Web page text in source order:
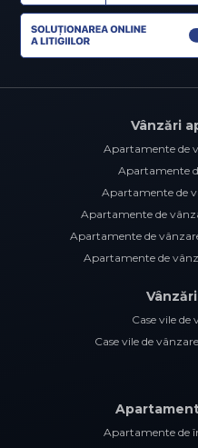
Vânzări
Apartamente de
Apartamente
Apartamente de
Apartamente de
Apartamente de
Apartamente de
Case vile de
Case vile de
Apartamente de